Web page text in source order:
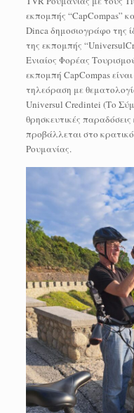
εκπομπής “CapCompas”
Dinca δημοσιογράφο της
της εκπομπής
Ενιαίος Φορέας
εκπομπή CapCompas
τηλεόραση με
Universul Credintei (Το
θρησκευτικές
προβάλλεται στο
Ρουμανίας.